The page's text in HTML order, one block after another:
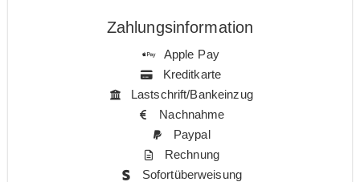
Zahlungsinformation
Apple Pay
Kreditkarte
Lastschrift/Bankeinzug
Nachnahme
Paypal
Rechnung
Sofortüberweisung